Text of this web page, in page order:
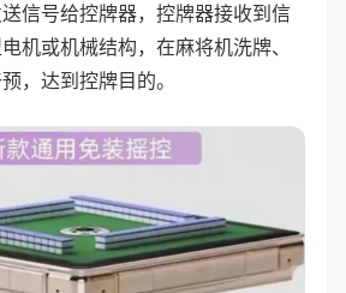
信号给控牌器，控牌器接收到信
机或机械结构，在麻将机洗牌、
，达到控牌目的。